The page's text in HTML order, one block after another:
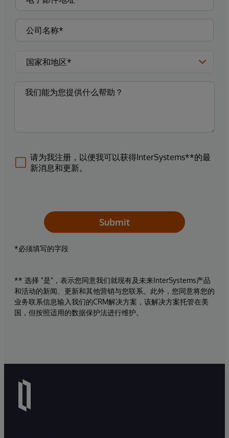
请为我注册，以便我可以获得InterSystems**的最
新消息和更新。
Submit
*必须填写的字段
** 选择 "是"，表示您同意我们就现有及未来InterSystems产品
和活动的新闻、更新和其他营销与您联系。此外，您同意将您的
业务联系信息输入我们的CRM解决方案，该解决方案托管在美
国，但按照适用的数据保护法进行维护。